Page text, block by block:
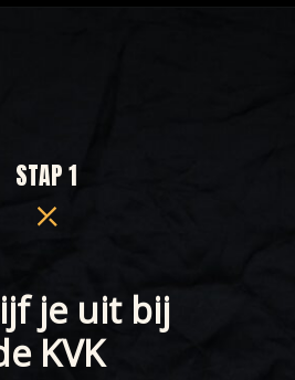
je uit bij
KVK
STAP 1